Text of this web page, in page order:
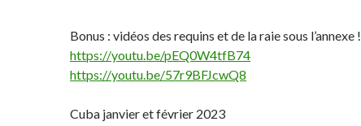
Bonus : vidéos des requins et de la raie sous l’annexe !
https://youtu.be/pEQ0W4tfB74
https://youtu.be/57r9BFJcwQ8
Cuba janvier et février 2023